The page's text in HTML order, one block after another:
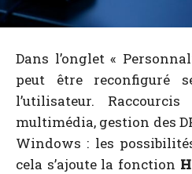
Dans l’onglet «
peut être reconfiguré
l’utilisateur.
multimédia, gestion des
Windows : les
cela s’ajoute la fonction